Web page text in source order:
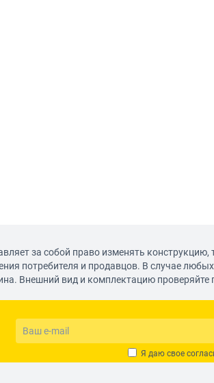
за собой право изменять
потребителя и продавцов. В случае
Внешний вид и комплектацию проверяйте
Я даю свое